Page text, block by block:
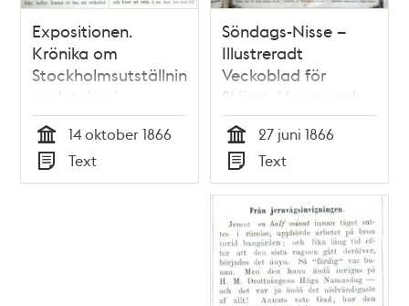
Expositionen.
Krönika om
Stockholmsutställningens
avslutning i
Söndags-Nisse –
Illustreradt
Veckoblad för
Skämt, Humor och
Tid
14 oktober 1866
Typ
Text
Söndags-Nisse –
Illustreradt
Veckoblad för
Skämt, Humor och
Satir, nr 26, den 27
juni 1866
Tid
27 juni 1866
Typ
Text